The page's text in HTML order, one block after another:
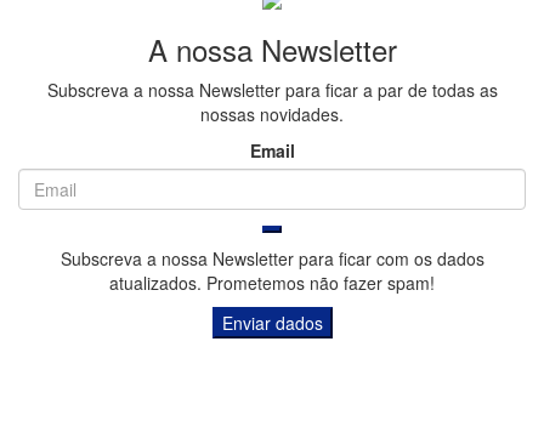
Anossa Newsletter
Subscreva a nossa Newsletter para ficar a par de todas as
nossas novidades.
Email
Subscreva a nossa Newsletter para ficar com os dados
atualizados. Prometemos não fazer spam!